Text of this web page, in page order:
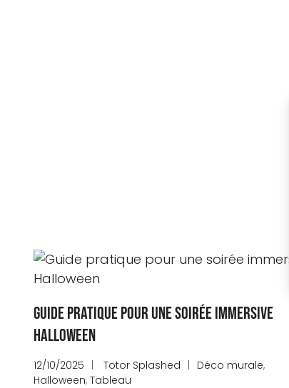
Guide pratique pour une soirée immersive
Halloween
12/10/2025 Totor Splashed Déco murale,
Halloween, Tableau